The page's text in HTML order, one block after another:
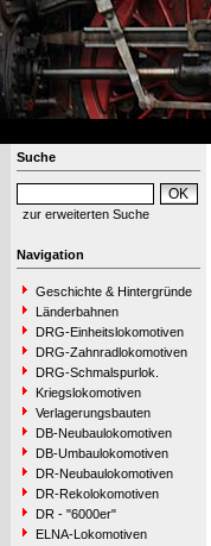
Suche
zur erweiterten Suche
Navigation
Geschichte & Hintergründe
Länderbahnen
DRG-Einheitslokomotiven
DRG-Zahnradlokomotiven
DRG-Schmalspurlok.
Kriegslokomotiven
Verlagerungsbauten
DB-Neubaulokomotiven
DB-Umbaulokomotiven
DR-Neubaulokomotiven
DR-Rekolokomotiven
DR - "6000er"
ELNA-Lokomotiven